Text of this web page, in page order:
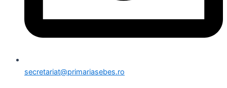
secretariat@primariasebes.ro